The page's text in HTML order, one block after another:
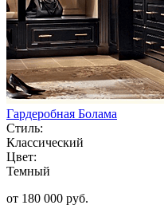
Гардеробная Болама
Стиль:
Классический
Цвет:
Темный
от 180 000 руб.